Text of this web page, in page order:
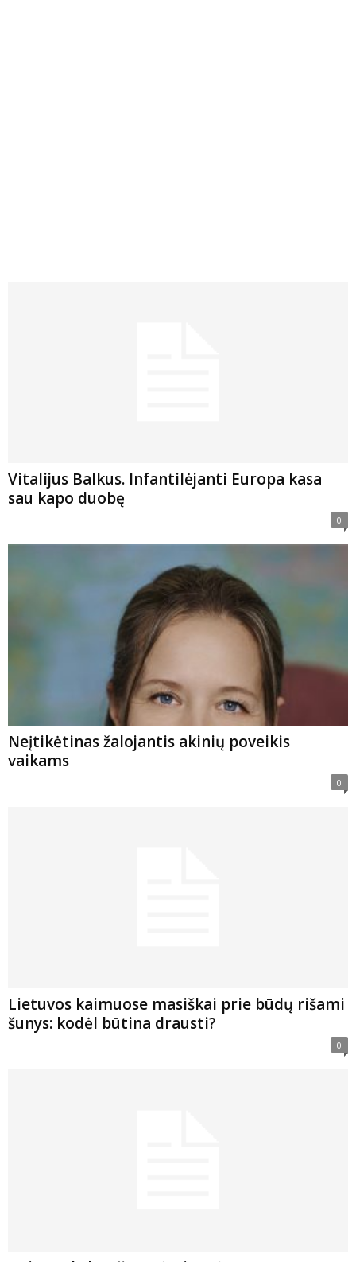
Vitalijus Balkus. Infantilėjanti Europa kasa
sau kapo duobę
0
Neįtikėtinas žalojantis akinių poveikis
vaikams
0
Lietuvos kaimuose masiškai prie būdų rišami
šunys: kodėl būtina drausti?
0